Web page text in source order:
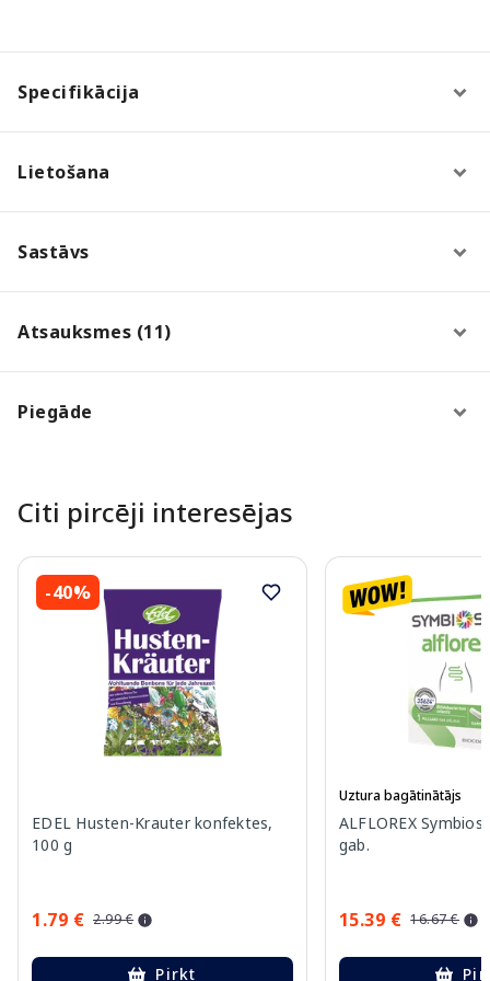
Specifikācija
Lietošana
Sastāvs
Atsauksmes (11)
Piegāde
Citi pircēji interesējas
-40%
EDEL Husten-Krauter konfektes,
100 g
1.79 € 2.99 €
Pirkt
Uztura bagātinātājs
ALFLOREX
gab.
15.39 € 16.67 €